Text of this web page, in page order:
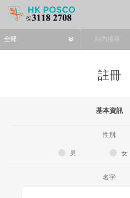
註冊
基本資訊
性別:
男 女
名字: